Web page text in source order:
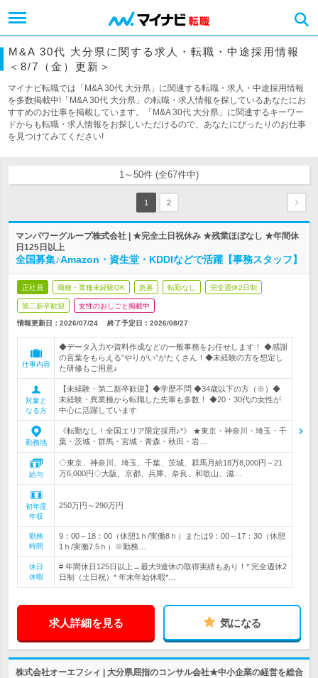
M&A 30代 大分県に関する求人・転職・中途採用情報
＜8/7（金）更新＞
マイナビ転職では「M&A 30代 大分県」に関連する転職・求人・中途採用情報
を多数掲載中!「M&A 30代 大分県」の転職・求人情報を探しているあなたにお
すすめのお仕事を掲載しています。「M&A 30代 大分県」に関連するキーワー
ドからも転職・求人情報をお探しいただけるので、あなたにぴったりのお仕事
を見つけてみてください!
1～50件 (全67件中)
1 2
マンパワーグループ株式会社 | ★完全土日祝休み ★残業ほぼなし ★年間休
日125日以上
全国募集♪Amazon・資生堂・KDDIなどで活躍【事務スタッフ】
正社員 職種・業種未経験OK 急募 転勤なし 完全週休2日制
第二新卒歓迎 女性のおしごと掲載中
情報更新日：2026/07/24 終了予定日： 2026/08/27
仕事内容
◆データ入力や資料作成などの一般事務をお任せします！ ◆感謝
の言葉をもらえる”やりがい”がたくさん！◆未経験の方を想定し
た研修もご用意♪
対象と
なる方
【未経験・第二新卒歓迎】◆学歴不問 ◆34歳以下の方（※）◆
未経験・異業種から転職した先輩も多数！ ◆20・30代の女性が
中心に活躍しています
勤務地
《転勤なし！全国エリア限定採用♪*》 ★東京・神奈川・埼玉・千
葉・茨城・群馬・宮城・青森・秋田・岩…
給与
◇東京、神奈川、埼玉、千葉、茨城、群馬月給18万8,000円～21
万6,000円◇大阪、京都、兵庫、奈良、和歌山、滋…
初年度
年収
250万円～290万円
勤務
時間
9：00～18：00（休憩1ｈ/実働8ｈ）または9：00～17：30（休憩
1ｈ/実働7.5ｈ）※勤務…
休日
休暇
# 年間休日125日以上→最大9連休の取得実績もあり！* 完全週休2
日制（土日祝）* 年末年始休暇*…
求人詳細を見る 気になる
株式会社オーエフシィ | 大分県屈指のコンサル会社★中小企業の経営を総合